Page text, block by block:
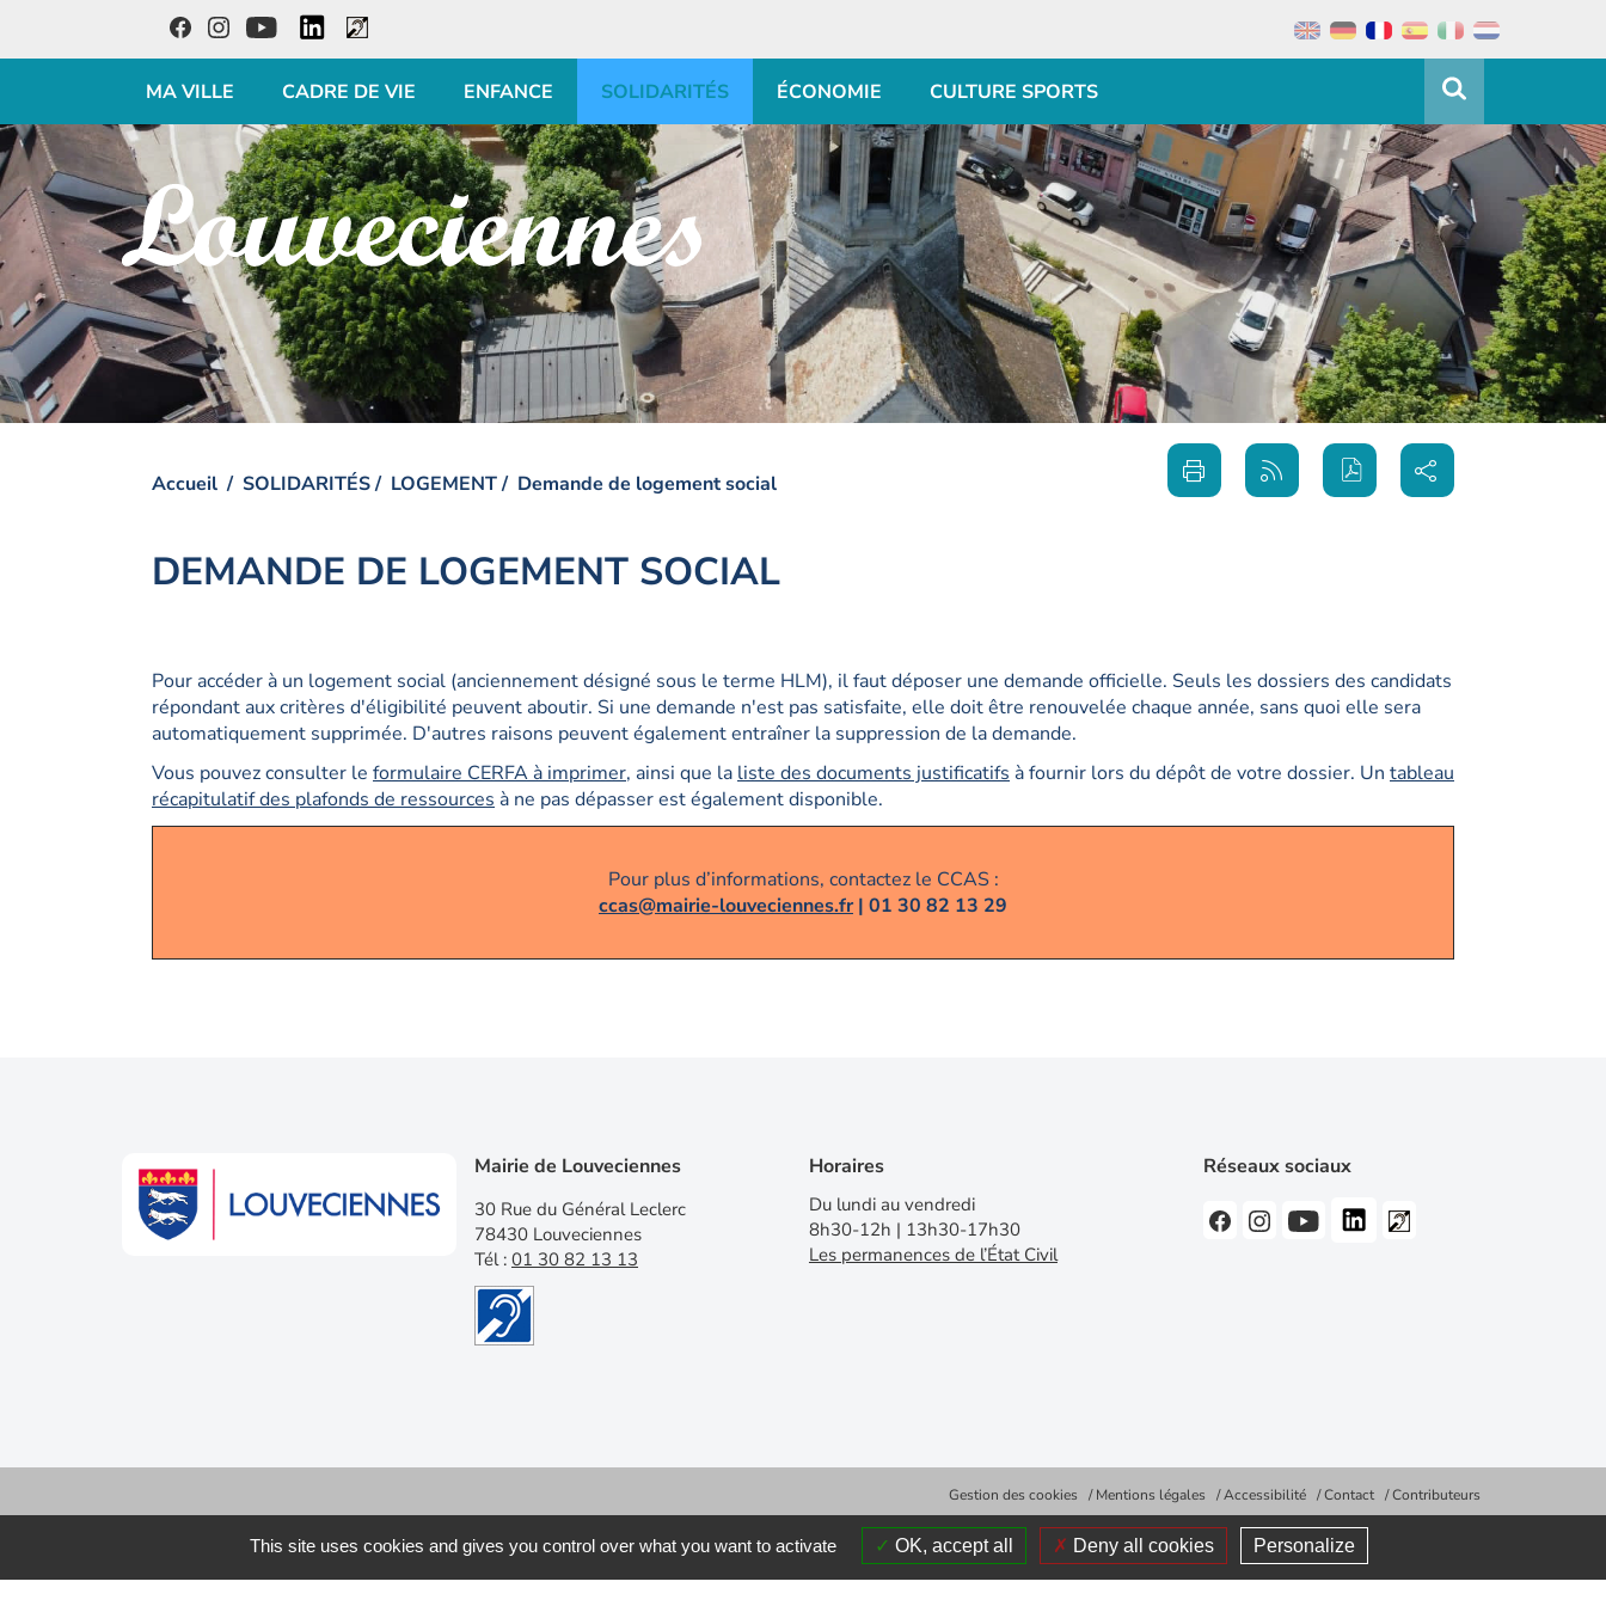
FacebookInstagramYoutube LinkedInAccessibilité
MA VILLE CADRE DE VIE ENFANCE SOLIDARITÉS ÉCONOMIE CULTURE SPORTS
Visiter la page accueil du site de Louveciennes
Accueil SOLIDARITÉS LOGEMENT Demande de logement social
Imprimer
cette
page
Générer
le flux
RSS
Partager
sur les
réseaux
sociaux
DEMANDE DE LOGEMENT SOCIAL
Pour accéder à un logement social (anciennement désigné sous le terme HLM), il faut déposer une demande officielle. Seuls les dossiers des candidats
répondant aux critères d'éligibilité peuvent aboutir. Si une demande n'est pas satisfaite, elle doit être renouvelée chaque année, sans quoi elle sera
automatiquement supprimée. D'autres raisons peuvent également entraîner la suppression de la demande.
Vous pouvez consulter le formulaire CERFA à imprimer, ainsi que la liste des documents justificatifs à fournir lors du dépôt de votre dossier. Un tableau
récapitulatif des plafonds de ressources à ne pas dépasser est également disponible.
Pour plus d’informations, contactez le CCAS :
ccas@mairie-louveciennes.fr| 01 30 82 13 29
Mairie de Louveciennes
30 Rue du Général Leclerc
78430 Louveciennes
Tél : 01 30 82 13 13
Horaires
Du lundi au vendredi
8h30-12h | 13h30-17h30
Les permanences de l’État Civil
Réseaux sociaux
Gestion des cookies Mentions légales Accessibilité Contact Contributeurs
This site uses cookies and gives you control over what you want to activate OK, accept all Deny all cookies Personalize